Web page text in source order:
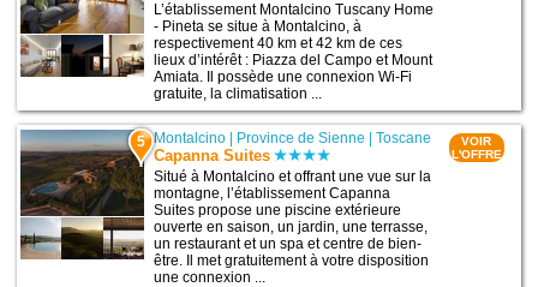
L’établissement Montalcino Tuscany Home
- Pineta se situe à Montalcino, à
respectivement 40 km et 42 km de ces
lieux d’intérêt : Piazza del Campo et Mount
Amiata. Il possède une connexion Wi-Fi
gratuite, la climatisation ...
5 Montalcino | Province de Sienne |Toscane
Capanna Suites
Situé à Montalcino et offrant une vue sur la
montagne, l’établissement Capanna
Suites propose une piscine extérieure
ouverte en saison, un jardin, une terrasse,
un restaurant et un spa et centre de bien-
être. Il met gratuitement à votre disposition
une connexion ...
VOIR
L'OFFRE